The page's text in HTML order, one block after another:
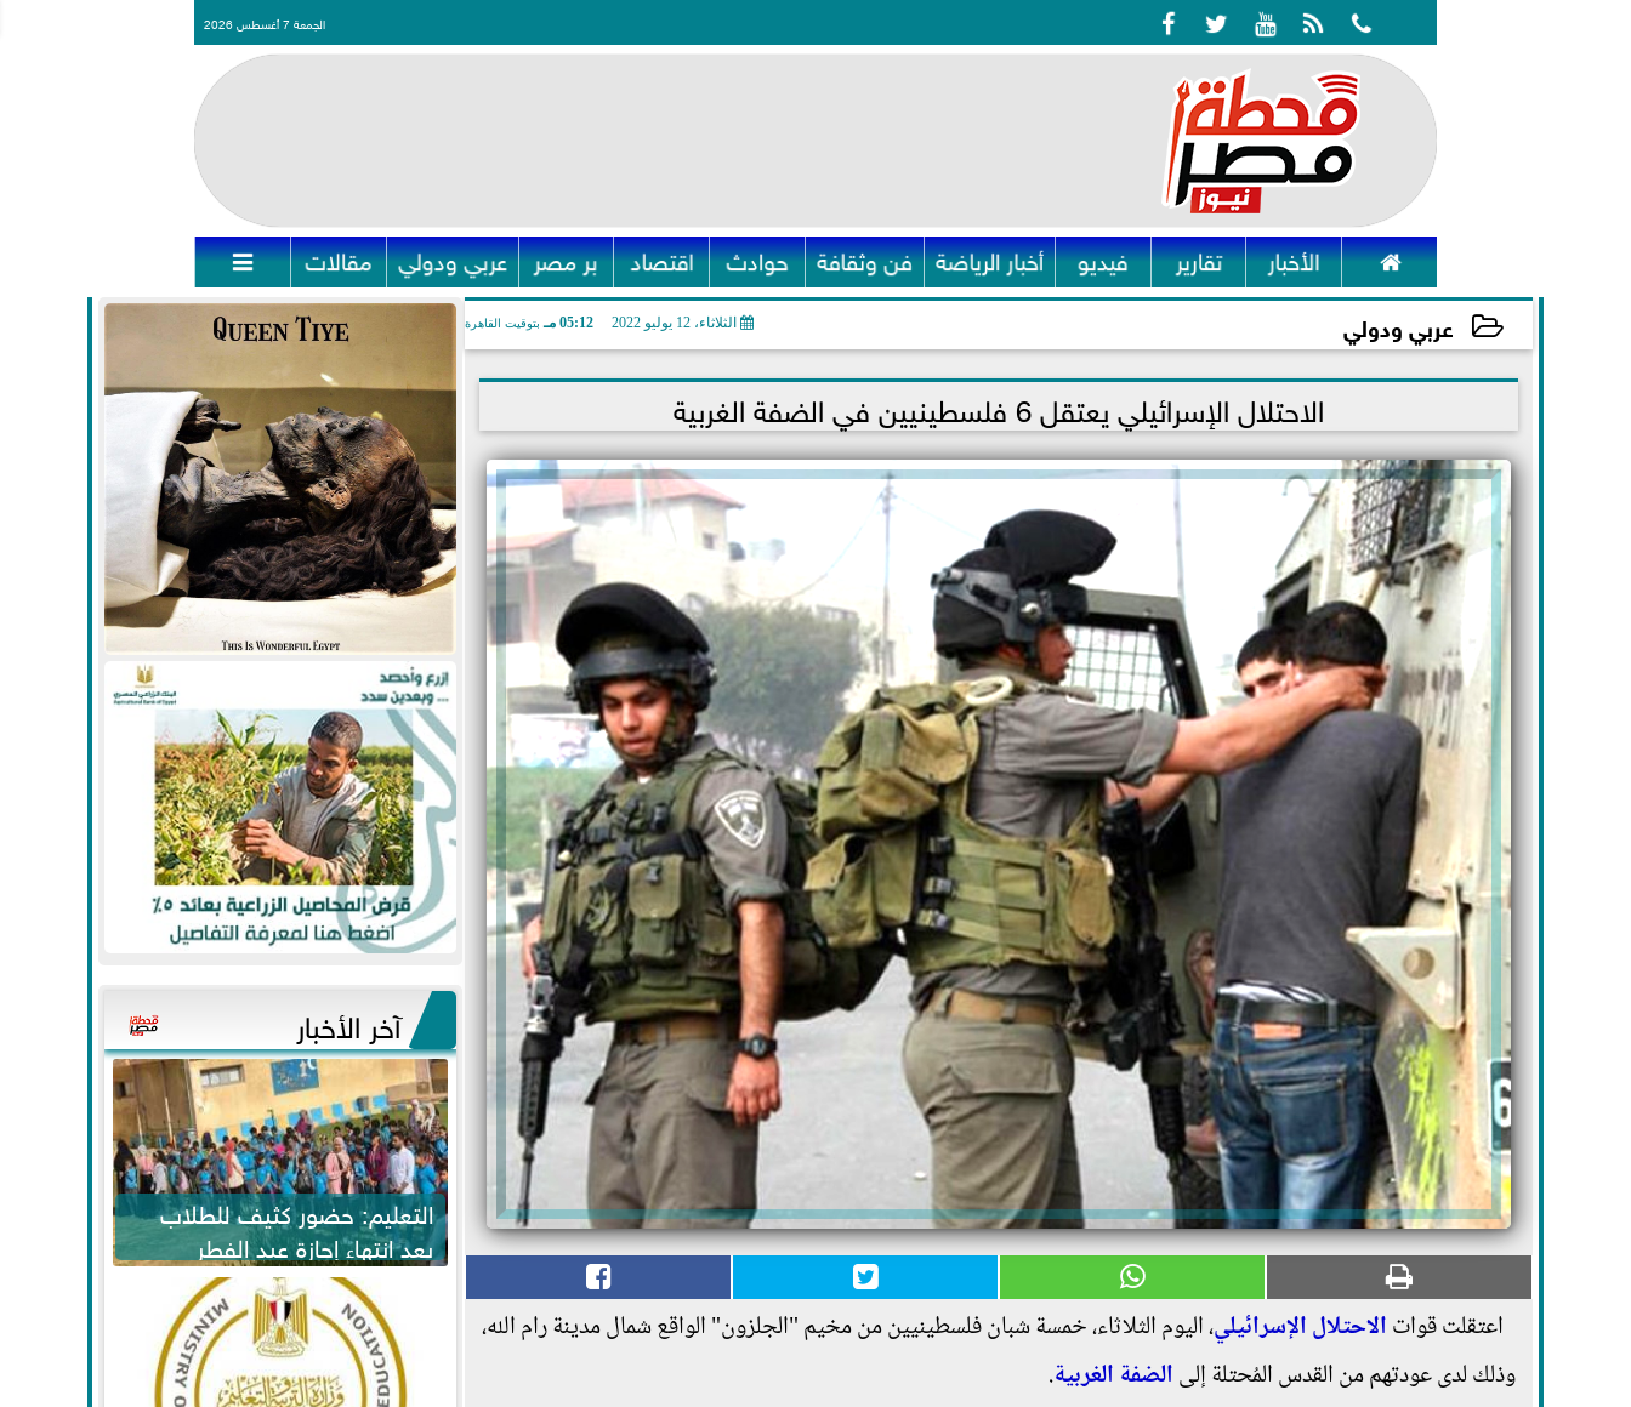
     الجمعة 7 أغسطس 2026
 الأخبار تقارير فيديو أخبار الرياضة فن وثقافة حوادث اقتصاد بر مصر عربي ودولي مقالات 
عربي ودولي الثلاثاء، 12 يوليو 2022 05:12 مـ بتوقيت القاهرة
2022-07-12 17:12:27 الاحتلال الإسرائيلي يعتقل 6 فلسطينيين في الضفة الغربية
اعتقلت قواتالاحتلال الإسرائيلي، اليوم الثلاثاء، خمسة شبان فلسطينيين من مخيم "الجلزون" الواقع شمال مدينة رام الله،
وذلك لدى عودتهم من القدس المُحتلة إلىالضفة الغربية.
آخر الأخبار
التعليم: حضور كثيف للطلاب
بعد انتهاء إجازة عيد الفطر
لاستكمال المناهج